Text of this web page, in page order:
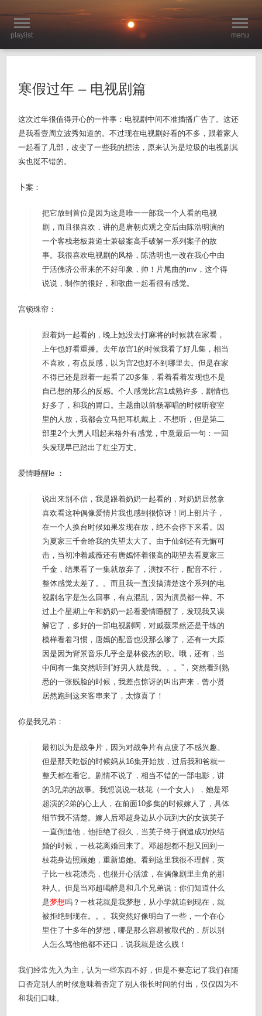
playlist menu
寒假过年 – 电视剧篇
这次过年很值得开心的一件事：电视剧中间不准插播广告了。这还
是我看壹周立波秀知道的。不过现在电视剧好看的不多，跟着家人
一起看了几部，改变了一些我的想法，原来认为是垃圾的电视剧其
实也挺不错的。
卜案：
把它放到首位是因为这是唯一一部我一个人看的电视
剧，而且很喜欢，讲的是唐朝贞观之变后由陈浩明演的
一个客栈老板兼道士兼破案高手破解一系列案子的故
事。我很喜欢电视剧的风格，陈浩明也一改在我心中由
于活佛济公带来的不好印象，帅！片尾曲的mv，这个得
说说，制作的很好，和歌曲一起看很有感觉。
宫锁珠帘：
跟着妈一起看的，晚上她没去打麻将的时候就在家看，
上午也好看重播。去年放宫1的时候我看了好几集，相当
不喜欢，有点反感，以为宫2也好不到哪里去。但是在家
不得已还是跟着一起看了20多集，看着看着发现也不是
自己想的那么的反感。个人感觉比宫1成熟许多，剧情也
好多了，和我的胃口。主题曲以前杨幂唱的时候听寝室
里的人放，我都会立马把耳机戴上，不想听，但是第二
部里2个大男人唱起来格外有感觉，中意最后一句：一回
头发现早已踏出了红尘万丈。
爱情睡醒le ：
说出来别不信，我是跟着奶奶一起看的，对奶奶居然拿
喜欢看这种偶像爱情片我也感到很惊讶！同上部片子，
在一个人换台时候如果发现在放，绝不会停下来看。因
为夏家三千金给我的失望太大了。由于仙剑还有无懈可
击，当初冲着戚薇还有唐嫣怀着很高的期望去看夏家三
千金，结果看了一集就放弃了，演技不行，配音不行，
整体感觉太差了。。而且我一直没搞清楚这个系列的电
视剧名字是怎么回事，有点混乱，因为演员都一样。不
过上个星期上午和奶奶一起看爱情睡醒了，发现我又误
解它了，多好的一部电视剧啊，对戚薇果然还是干练的
模样看着习惯，唐嫣的配音也没那么嗲了，还有一大原
因是因为背景音乐几乎全是林俊杰的歌。哦，还有，当
中间有一集突然听到“好男人就是我。。。”，突然看到熟
悉的一张贱脸的时候，我差点惊讶的叫出声来，曾小贤
居然跑到这来客串来了，太惊喜了！
你是我兄弟：
最初以为是战争片，因为对战争片有点疲了不感兴趣。
但是那天吃饭的时候妈从16集开始放，过后我和爸就一
整天都在看它。剧情不说了，相当不错的一部电影，讲
的3兄弟的故事。我想说说一枝花（一个女人），她是邓
超演的2弟的心上人，在前面10多集的时候嫁人了，具体
细节我不清楚。嫁人后邓超身边从小玩到大的女孩英子
一直倒追他，他拒绝了很久，当英子终于倒追成功快结
婚的时候，一枝花离婚回来了。邓超想都不想又回到一
枝花身边照顾她，重新追她。看到这里我很不理解，英
子比一枝花漂亮，也很开心活泼，在偶像剧里主角的那
种人。但是当邓超喝醉是和几个兄弟说：你们知道什么
是梦想吗？一枝花就是我梦想，从小学就追到现在，就
被拒绝到现在。。。我突然好像明白了一些，一个在心
里住了十多年的梦想，哪是那么容易被取代的，所以别
人怎么骂他他都不还口，说我就是这么贱！
我们经常先入为主，认为一些东西不好，但是不要忘记了我们在随
口否定别人的时候意味着否定了别人很长时间的付出，仅仅因为不
和我们口味。